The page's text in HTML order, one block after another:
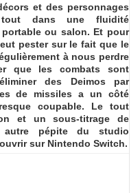
et des personnages
tout dans une fluidité
ou salon. Et pour
pester sur le fait que le
à nous perdre
que les combats sont
des Deimos par
de missiles a un côté
coupable. Le tout
et un sous-titrage de
pépite du studio
sur Nintendo Switch.